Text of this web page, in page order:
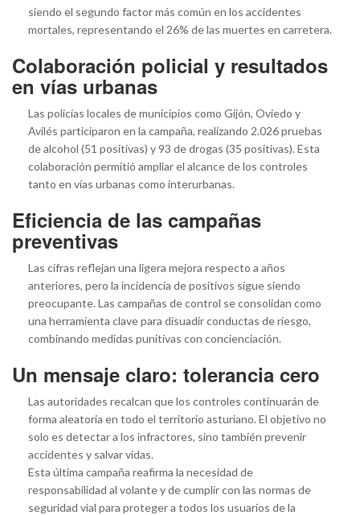
siendo el segundo factor más común en los accidentes
mortales, representando el 26% de las muertes en carretera.
Colaboración policial y resultados
en vías urbanas
Las policías locales de municipios como Gijón, Oviedo y
Avilés participaron en la campaña, realizando 2.026 pruebas
de alcohol (51 positivas) y 93 de drogas (35 positivas). Esta
colaboración permitió ampliar el alcance de los controles
tanto en vías urbanas como interurbanas.
Eficiencia de las campañas
preventivas
Las cifras reflejan una ligera mejora respecto a años
anteriores, pero la incidencia de positivos sigue siendo
preocupante. Las campañas de control se consolidan como
una herramienta clave para disuadir conductas de riesgo,
combinando medidas punitivas con concienciación.
Un mensaje claro: tolerancia cero
Las autoridades recalcan que los controles continuarán de
forma aleatoria en todo el territorio asturiano. El objetivo no
solo es detectar a los infractores, sino también prevenir
accidentes y salvar vidas.
Esta última campaña reafirma la necesidad de
responsabilidad al volante y de cumplir con las normas de
seguridad vial para proteger a todos los usuarios de la